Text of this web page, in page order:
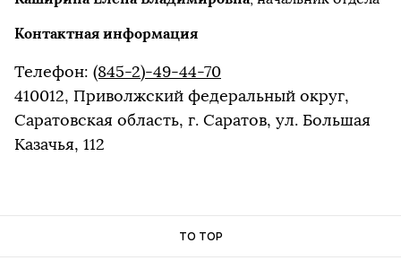
Контактная информация
Телефон: (845-2)-49-44-70
410012, Приволжский федеральный округ,
Саратовская область, г. Саратов, ул. Большая
Казачья, 112
TO TOP